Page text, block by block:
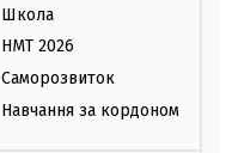
Школа
НМТ 2026
Саморозвиток
Навчання за кордоном